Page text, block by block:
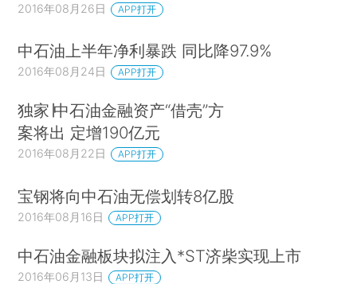
2016年08月26日 APP打开
中石油上半年净利暴跌 同比降97.9%
2016年08月24日 APP打开
独家∣中石油金融资产“借壳”方
案将出 定增190亿元
2016年08月22日 APP打开
宝钢将向中石油无偿划转8亿股
2016年08月16日 APP打开
中石油金融板块拟注入*ST济柴实现上市
2016年06月13日 APP打开